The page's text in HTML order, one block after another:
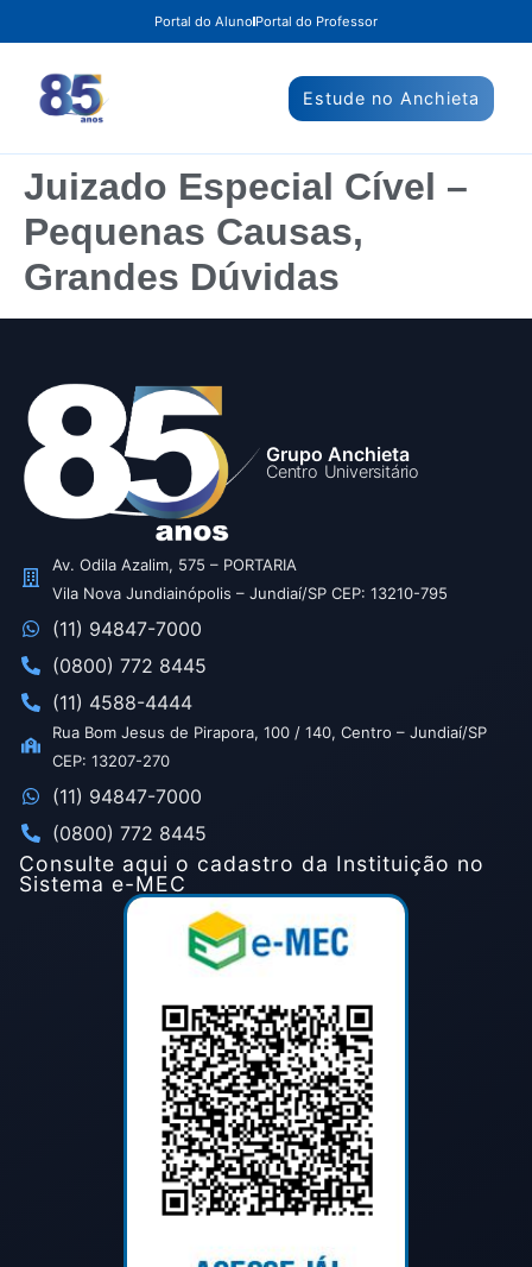
Portal do Aluno Portal do Professor
Estude no Anchieta
Juizado Especial Cível –
Pequenas Causas,
Grandes Dúvidas
Grupo Anchieta
Centro Universitário
Av. Odila Azalim, 575 – PORTARIA
Vila Nova Jundiainópolis – Jundiaí/SP CEP: 13210-795
(11) 94847-7000
(0800) 772 8445
(11) 4588-4444
Rua Bom Jesus de Pirapora, 100 / 140, Centro – Jundiaí/SP
CEP: 13207-270
(11) 94847-7000
(0800) 772 8445
Consulte aqui o cadastro da Instituição no
Sistema e-MEC